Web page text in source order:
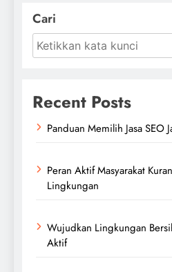
Cari
Recent Posts
Panduan Memilih Jasa SEO
Peran Aktif Masyarakat
Lingkungan
Wujudkan Lingkungan
Aktif